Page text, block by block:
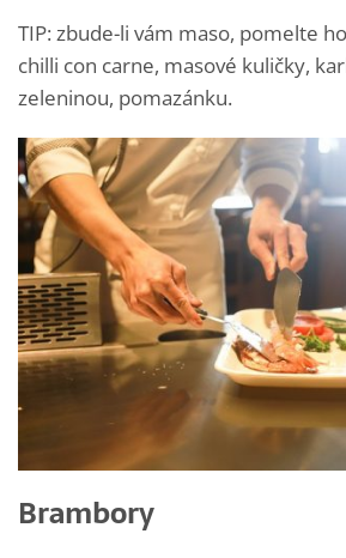
TIP: zbude-li vám maso, pomelte
chilli con carne, masové kuličky,
zeleninou, pomazánku.
Brambory